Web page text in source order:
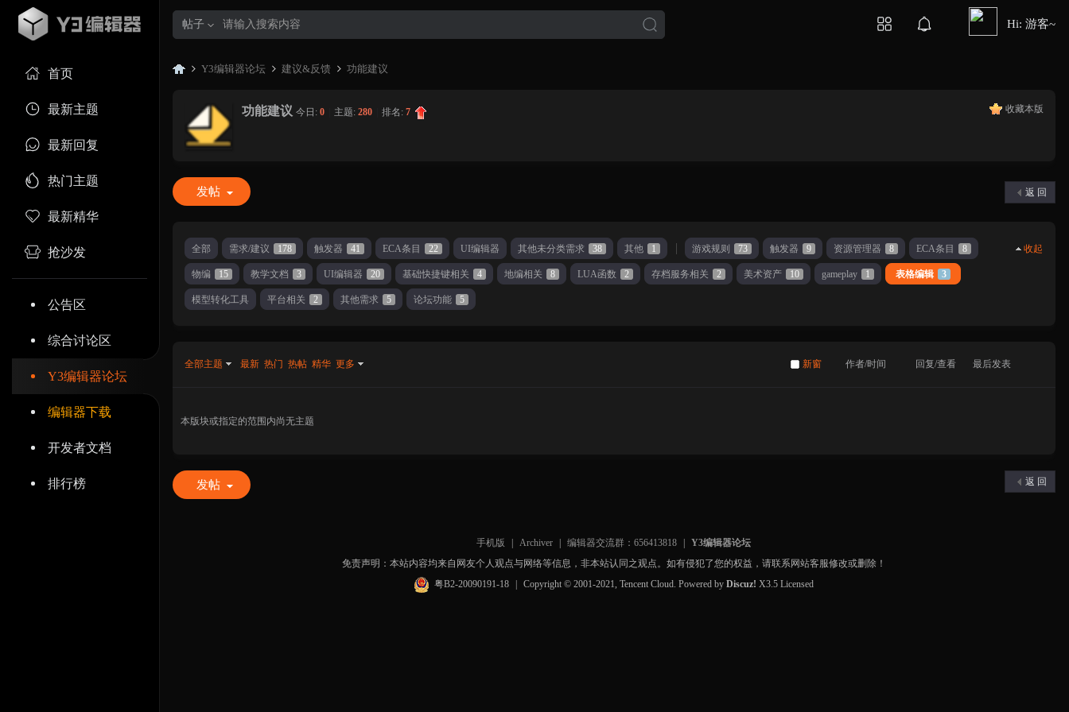
首页
最新主题
最新回复
热门主题
最新精华
抢沙发
公告区
综合讨论区
Y3编辑器论坛
编辑器下载
开发者文档
排行榜
帖子 Hi: 游客~
»
Y3编辑器论坛 建议&反馈 功能建议
收藏本版
功能建议 今日:0 主题:280 排名:7
返 回
发帖
收起
全部 需求/建议 178 触发器 41 ECA条目 22 UI编辑器 其他未分类需求 38 其他 1 游戏规则 73 触发器 9 资源管理器 8 ECA条目 8
物编 15 教学文档 3 UI编辑器 20 基础快捷键相关 4 地编相关 8 LUA函数 2 存档服务相关 2 美术资产 10 gameplay 1 表格编辑 3
模型转化工具 平台相关 2 其他需求 5 论坛功能 5
新窗
全部主题 最新 热门 热帖 精华 更多 作者/时间 回复/查看 最后发表
本版块或指定的范围内尚无主题
返 回
发帖
手机版 Archiver 编辑器交流群：656413818
Y3编辑器论坛
免责声明：本站内容均来自网友个人观点与网络等信息，非本站认同之观点。如有侵犯了您的权益，请联系网站客服修改或删除！
粤B2-20090191-18
Copyright © 2001-2021, Tencent Cloud. Powered byDiscuz! X3.5 Licensed